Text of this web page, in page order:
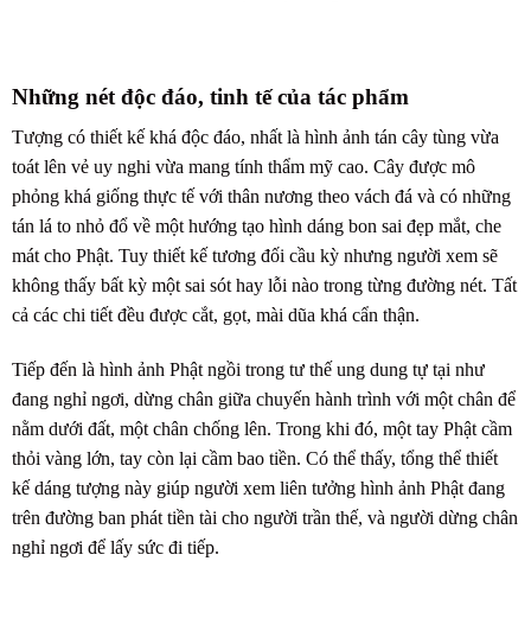
Những nét độc đáo, tinh tế của tác phẩm
Tượng có thiết kế khá độc đáo, nhất là hình ảnh tán cây tùng vừa
toát lên vẻ uy nghi vừa mang tính thẩm mỹ cao. Cây được mô
phỏng khá giống thực tế với thân nương theo vách đá và có những
tán lá to nhỏ đổ về một hướng tạo hình dáng bon sai đẹp mắt, che
mát cho Phật. Tuy thiết kế tương đối cầu kỳ nhưng người xem sẽ
không thấy bất kỳ một sai sót hay lỗi nào trong từng đường nét. Tất
cả các chi tiết đều được cắt, gọt, mài dũa khá cẩn thận.
Tiếp đến là hình ảnh Phật ngồi trong tư thế ung dung tự tại như
đang nghỉ ngơi, dừng chân giữa chuyến hành trình với một chân để
nằm dưới đất, một chân chống lên. Trong khi đó, một tay Phật cầm
thỏi vàng lớn, tay còn lại cầm bao tiền. Có thể thấy, tổng thể thiết
kế dáng tượng này giúp người xem liên tưởng hình ảnh Phật đang
trên đường ban phát tiền tài cho người trần thế, và người dừng chân
nghỉ ngơi để lấy sức đi tiếp.